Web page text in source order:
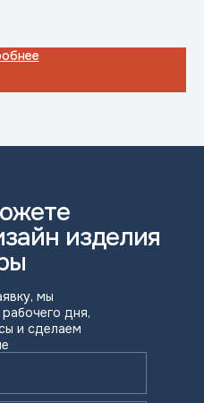
изделия
мы
дня,
и сделаем